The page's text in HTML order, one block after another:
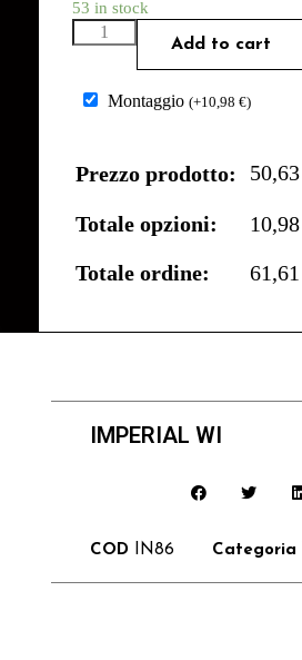
53 in stock
Add to cart
Montaggio (+10,98 €)
Prezzo prodotto:
Totale opzioni:
Totale ordine:
IMPERIAL WI
COD IN86 Categoria